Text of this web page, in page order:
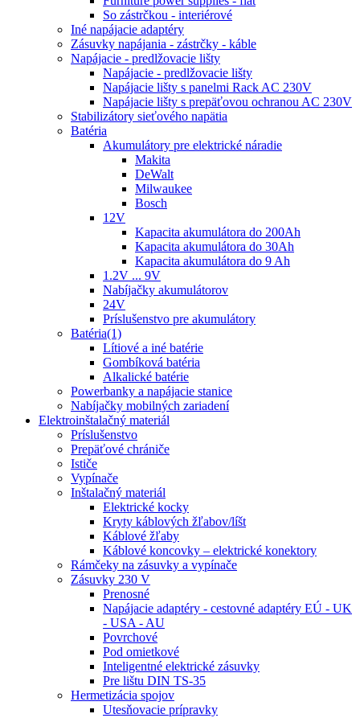
So zástrčkou - interiérové
Iné napájacie adaptéry
Zásuvky napájania - zástrčky - káble
Napájacie - predlžovacie lišty
Napájacie - predlžovacie lišty
Napájacie lišty s panelmi Rack AC 230V
Napájacie lišty s prepäťovou ochranou AC 230V
Stabilizátory sieťového napätia
Batéria
Akumulátory pre elektrické náradie
Makita
DeWalt
Milwaukee
Bosch
12V
Kapacita akumulátora do 200Ah
Kapacita akumulátora do 30Ah
Kapacita akumulátora do 9 Ah
1.2V ... 9V
Nabíjačky akumulátorov
24V
Príslušenstvo pre akumulátory
Batéria(1)
Lítiové a iné batérie
Gombíková batéria
Alkalické batérie
Powerbanky a napájacie stanice
Nabíjačky mobilných zariadení
Elektroinštalačný materiál
Príslušenstvo
Prepäťové chrániče
Ističe
Vypínače
Inštalačný materiál
Elektrické kocky
Kryty káblových žľabov/líšt
Káblové žľaby
Káblové koncovky – elektrické konektory
Rámčeky na zásuvky a vypínače
Zásuvky 230 V
Prenosné
Napájacie adaptéry - cestovné adaptéry EÚ - UK
- USA - AU
Povrchové
Pod omietkové
Inteligentné elektrické zásuvky
Pre lištu DIN TS-35
Hermetizácia spojov
Utesňovacie prípravky